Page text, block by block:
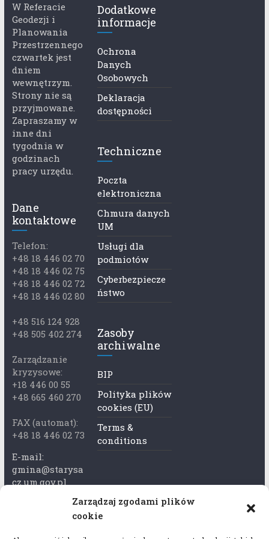
Zarządzaj zgodami plików
cookie
W Referacie
Geodezji i
Planowania
Przestrzennego
czwartek jest
dniem
wewnętrzym.
Strony nie są
przyjmowane.
Zapraszamy w
inne dni
tygodnia w
godzinach
pracy urzędu.
Dane
kontaktowe
Telefon:
+48 18 446 02 70
+48 18 446 02 75
+48 18 446 02 72
+48 18 446 02 80
+48 516 124 928
+48 505 402 274
Zarządzanie
kryzysowe:
+18 446 00 55
+48 665 460 270
FAX (automat):
+48 18 446 02 73
E-mail:
gmina@starysa
cz.um.gov.pl
Adres skrzynki
Dodatkowe
informacje
Ochrona
Danych
Osobowych
Deklaracja
dostępności
Techniczne
Poczta
elektroniczna
Chmura danych
UM
Usługi dla
podmiotów
Cyberbezpiecze
ństwo
Zasoby
archiwalne
BIP
Polityka plików
cookies (EU)
Terms &
conditions